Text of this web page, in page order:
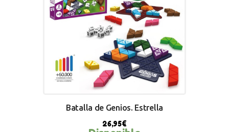
Batalla de Genios. Estrella
26,95€